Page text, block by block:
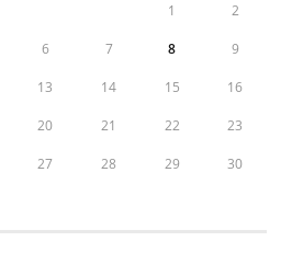
1 2
6 7 8 9
13 14 15 16
20 21 22 23
27 28 29 30